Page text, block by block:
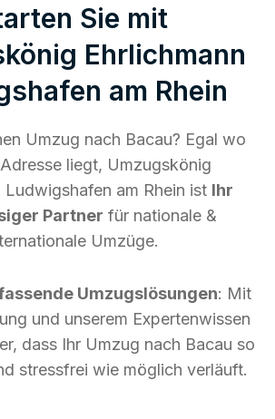
Sie mit
Ehrlichmann
am Rhein
Umzug nach Bacau? Egal wo
liegt, Umzugskönig
Ludwigshafen am Rhein ist Ihr
Partner für nationale &
Umzüge.
Umzugslösungen: Mit
und unserem Expertenwissen
dass Ihr Umzug nach Bacau so
stressfrei wie möglich verläuft.